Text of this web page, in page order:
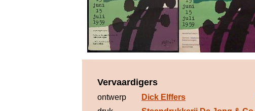
Vervaardigers
ontwerp
Dick Elffers